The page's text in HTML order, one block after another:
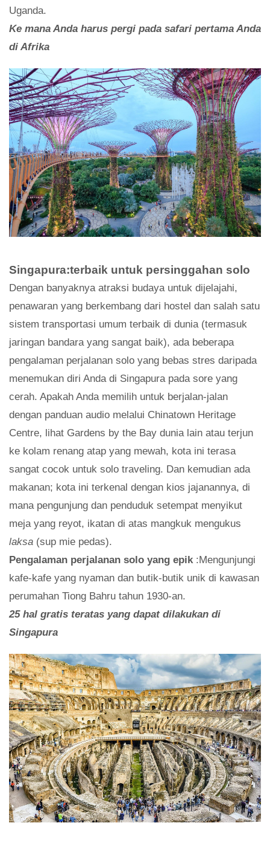
Uganda.
Ke mana Anda harus pergi pada safari pertama Anda
di Afrika
Singapura:terbaik untuk persinggahan solo
Dengan banyaknya atraksi budaya untuk dijelajahi,
penawaran yang berkembang dari hostel dan salah satu
sistem transportasi umum terbaik di dunia (termasuk
jaringan bandara yang sangat baik), ada beberapa
pengalaman perjalanan solo yang bebas stres daripada
menemukan diri Anda di Singapura pada sore yang
cerah. Apakah Anda memilih untuk berjalan-jalan
dengan panduan audio melalui Chinatown Heritage
Centre, lihat Gardens by the Bay dunia lain atau terjun
ke kolam renang atap yang mewah, kota ini terasa
sangat cocok untuk solo traveling. Dan kemudian ada
makanan; kota ini terkenal dengan kios jajanannya, di
mana pengunjung dan penduduk setempat menyikut
meja yang reyot, ikatan di atas mangkuk mengukus
laksa (sup mie pedas).
Pengalaman perjalanan solo yang epik :Mengunjungi
kafe-kafe yang nyaman dan butik-butik unik di kawasan
perumahan Tiong Bahru tahun 1930-an.
25 hal gratis teratas yang dapat dilakukan di
Singapura